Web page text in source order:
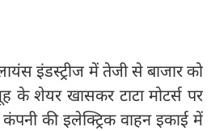
इंडस्ट्रीज में तेजी से बाजार को
के शेयर खासकर टाटा मोटर्स पर
की इलेक्ट्रिक वाहन इकाई में